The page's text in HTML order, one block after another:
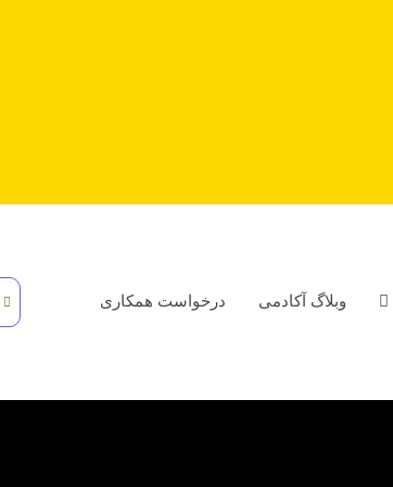
وبلاگ آکادمی درخواست همکاری